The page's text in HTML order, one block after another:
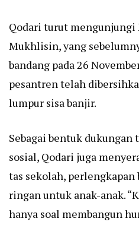
Qodari turut mengunjungi
Mukhlisin, yang
bandang pada 26
pesantren telah
lumpur sisa banjir.
Sebagai bentuk
sosial, Qodari juga
tas sekolah, perlengkapan
ringan untuk anak-anak.
hanya soal membangun